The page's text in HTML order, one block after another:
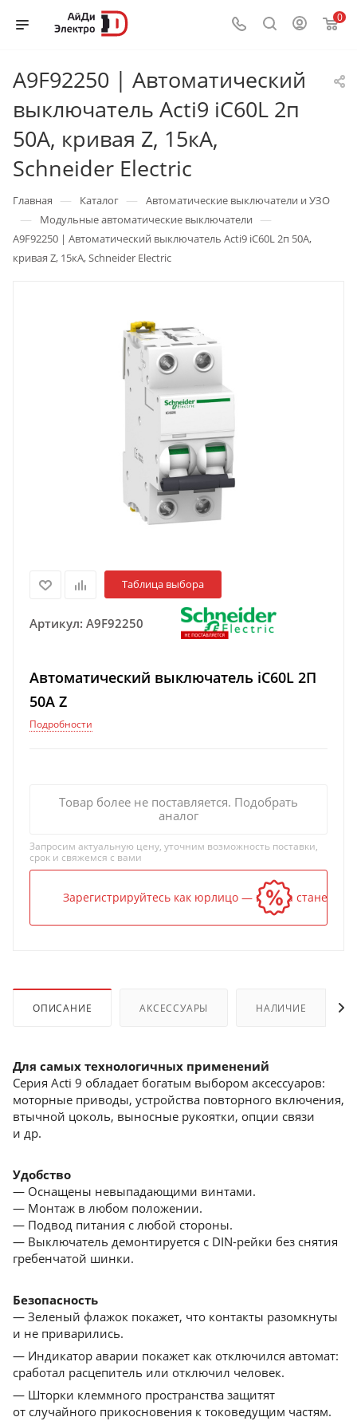
0
A9F92250 | Автоматический
выключатель Acti9 iC60L 2п
50А, кривая Z, 15кА,
Schneider Electric
Главная — Каталог — Автоматические выключатели и УЗО
— Модульные автоматические выключатели —
A9F92250 | Автоматический выключатель Acti9 iC60L 2п 50А,
кривая Z, 15кА, Schneider Electric
Таблица выбора
Артикул: A9F92250
Автоматический выключатель iC60L 2П
50A Z
Подробности
Товар более не поставляется. Подобрать
аналог
Запросим актуальную цену, уточним возможность поставки,
срок и свяжемся с вами
Зарегистрируйтесь как юрлицо — и цена станет
ОПИСАНИЕ АКСЕССУАРЫ НАЛИЧИЕ
Для самых технологичных применений
Серия Acti 9 обладает богатым выбором аксессуаров:
моторные приводы, устройства повторного включения,
втычной цоколь, выносные рукоятки, опции связи
и др.
Удобство
— Оснащены невыпадающими винтами.
— Монтаж в любом положении.
— Подвод питания с любой стороны.
— Выключатель демонтируется с DIN-рейки без снятия
гребенчатой шинки.
Безопасность
— Зеленый флажок покажет, что контакты разомкнуты
и не приварились.
— Индикатор аварии покажет как отключился автомат:
сработал расцепитель или отключил человек.
— Шторки клеммного пространства защитят
от cлучайного прикосновения к токоведущим частям.